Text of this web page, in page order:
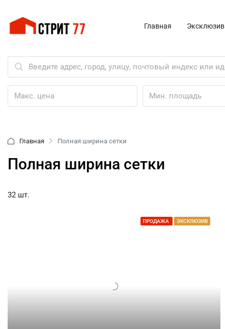
Главная Эксклюзив
Главная Полная ширина сетки
Полная ширина сетки
32 шт.
ПРОДАЖА ЭКСКЛЮЗИВ